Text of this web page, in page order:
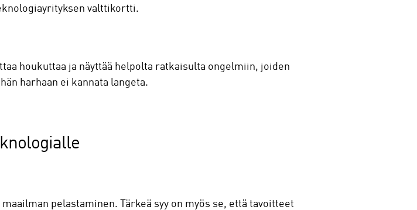
valttikortti.
houkuttaa ja näyttää helpolta ratkaisulta ongelmiin, joiden
harhaan ei kannata langeta.
pelastaminen. Tärkeä syy on myös se, että tavoitteet